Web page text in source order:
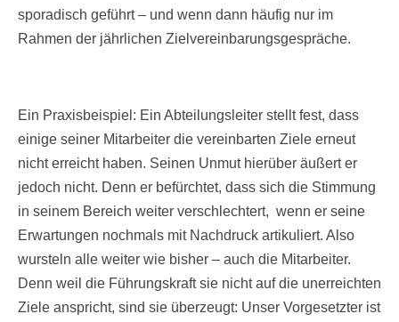
sporadisch geführt – und wenn dann häufig nur im
Rahmen der jährlichen Zielvereinbarungsgespräche.
Ein Praxisbeispiel: Ein Abteilungsleiter stellt fest, dass
einige seiner Mitarbeiter die vereinbarten Ziele erneut
nicht erreicht haben. Seinen Unmut hierüber äußert er
jedoch nicht. Denn er befürchtet, dass sich die Stimmung
in seinem Bereich weiter verschlechtert, wenn er seine
Erwartungen nochmals mit Nachdruck artikuliert. Also
wursteln alle weiter wie bisher – auch die Mitarbeiter.
Denn weil die Führungskraft sie nicht auf die unerreichten
Ziele anspricht, sind sie überzeugt: Unser Vorgesetzter ist